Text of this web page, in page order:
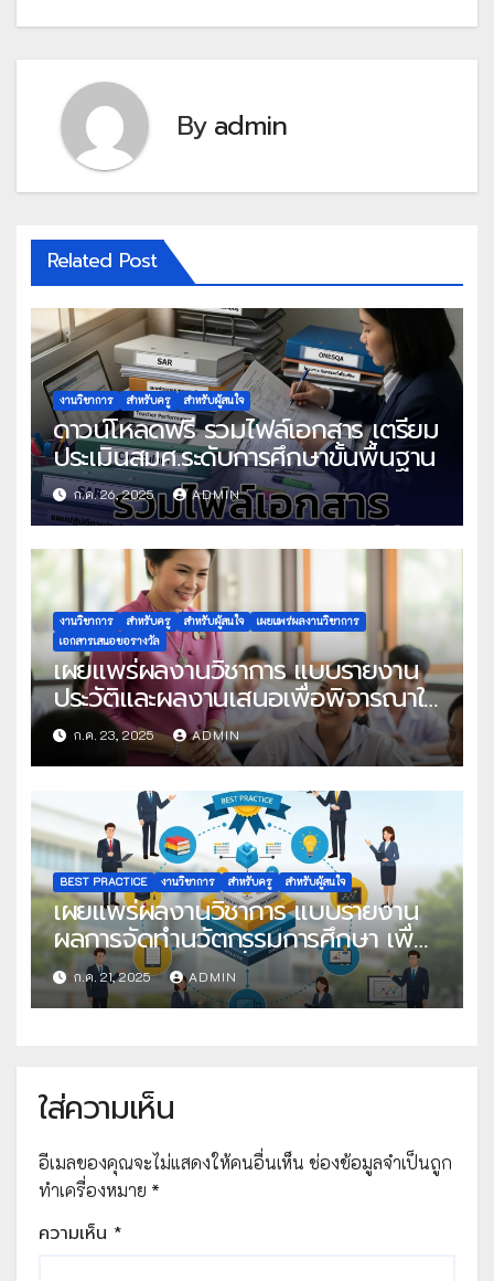
Byadmin
Related Post
งานวิชาการ สำหรับครู สำหรับผู้สนใจ
ดาวน์โหลดฟรี รวมไฟล์เอกสาร เตรียม
ประเมินสมศ.ระดับการศึกษาขั้นพื้นฐาน
ก.ค. 26, 2025 ADMIN
งานวิชาการ สำหรับครู สำหรับผู้สนใจ
เผยแพร่ผลงานวิชาการ
เอกสารเสนอขอรางวัล
เผยแพร่ผลงานวิชาการ แบบรายงาน
ประวัติและผลงานเสนอเพื่อพิจารณาใน
โครงการครูดีในดวงใจ ประจำปี 2568
ครั้งที่ 22
ก.ค. 23, 2025 ADMIN
BEST PRACTICE งานวิชาการ สำหรับครู สำหรับผู้สนใจ
เผยแพร่ผลงานวิชาการ แบบรายงาน
ผลการจัดทำนวัตกรรมการศึกษา เพื่อ
คัดเลือกวิธีปฏิบัติที่เป็นเลิศ
ก.ค. 21, 2025 ADMIN
ใส่ความเห็น
อีเมลของคุณจะไม่แสดงให้คนอื่นเห็น ช่องข้อมูลจำเป็นถูก
ทำเครื่องหมาย *
ความเห็น *